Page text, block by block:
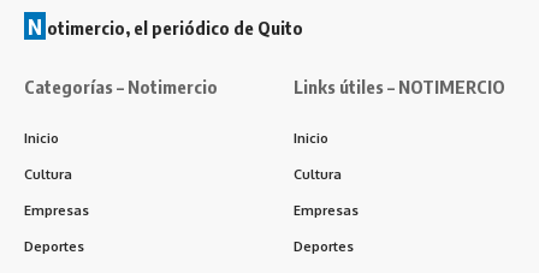
N otimercio, el periódico de Quito
Categorías – Notimercio
Inicio
Cultura
Empresas
Deportes
Links útiles – NOTIMERCIO
Inicio
Cultura
Empresas
Deportes